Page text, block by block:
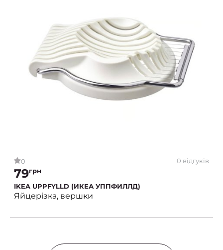
0 0 відгуків
79грн
IKEA UPPFYLLD (ИКЕА УППФИЛЛД)
Яйцерізка, вершки